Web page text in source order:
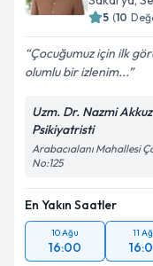
Sakarya,
(
Çocuğumuz için ilk
olumlu bir izlenim...
Uzm. Dr. Nazmi
Psikiyatristi
Arabacıalanı Mahallesi
En Yakın Saatler
10 Ağu
16:00
11